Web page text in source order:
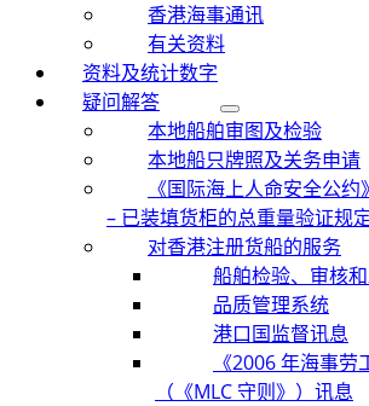
香港海事通讯
有关资料
资料及统计数字
疑问解答
本地船舶审图及检验
本地船只牌照及关务申请
《国际海上人命安全公
– 已装填货柜的总重量验证规
对香港注册货船的服务
船舶检验、审核
品质管理系统
港口国监督讯息
《2006 年海事劳
（《MLC 守则》）讯息